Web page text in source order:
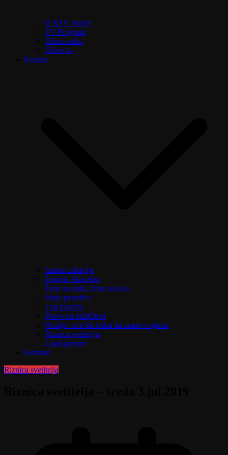
O RTV Sunce
TV Program
Uživo radio
Uživo tv
Emisije
Izaberi zdravlje
Emisija Aktuelno
Žene na delu, žene na selu
Moja porodica
Top mozaik
Pravo na različitost
Oružje i sve što treba da znate o njemu
Riznica svetitelja
Ljudi govore
Kontakt
Riznica svetitelja